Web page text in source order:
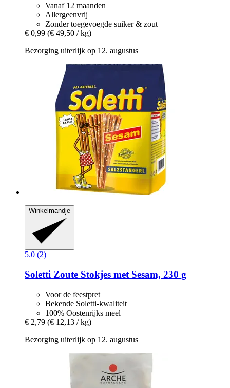
Vanaf 12 maanden
Allergeenvrij
Zonder toegevoegde suiker & zout
€ 0,99 (€ 49,50 / kg)
Bezorging uiterlijk op 12. augustus
Winkelmandje
5.0 (2)
Soletti Zoute Stokjes met Sesam, 230 g
Voor de feestpret
Bekende Soletti-kwaliteit
100% Oostenrijks meel
€ 2,79 (€ 12,13 / kg)
Bezorging uiterlijk op 12. augustus